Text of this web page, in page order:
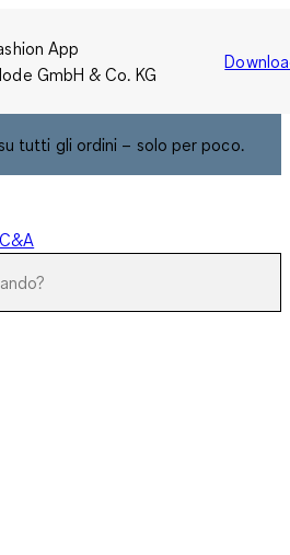
App
GmbH & Co. KG
tutti gli ordini – solo per poco.